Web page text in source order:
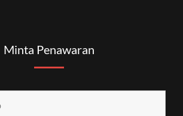
Minta Penawaran